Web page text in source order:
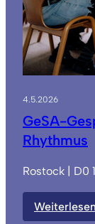
4.5.2026
GeSA-
Rhythmus
Rostock | D0
Weiterlesen